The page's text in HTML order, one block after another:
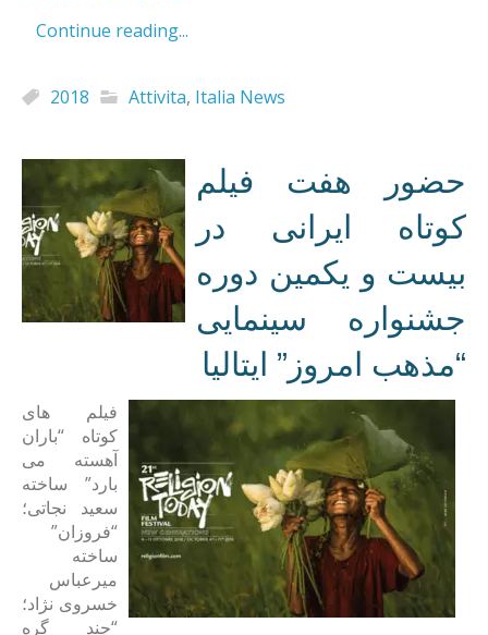
Continue reading...
2018 Attivita, Italia News
حضور هفت فیلم
کوتاه ایرانی در
بیست و یکمین دوره
جشنواره سینمایی
“مذهب امروز” ایتالیا
فیلم های
کوتاه “باران
آهسته می
بارد” ساخته
سعید نجاتی؛
“فروزان”
ساخته
میرعباس
خسروی نژاد؛
“چند گره